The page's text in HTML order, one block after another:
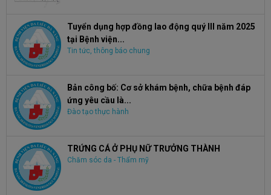
Tuyển dụng hợp đồng lao động quý III năm 2025
tại Bệnh viện...
Tin tức, thông báo chung
Bản công bố: Cơ sở khám bệnh, chữa bệnh đáp
ứng yêu cầu là...
Đào tạo thực hành
TRỨNG CÁ Ở PHỤ NỮ TRƯỞNG THÀNH
Chăm sóc da - Thẩm mỹ